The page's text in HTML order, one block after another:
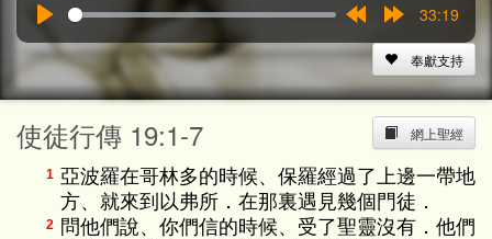
15s
15s
33:19
奉獻支持
網上聖經
使徒行傳 19:1-7
1 亞波羅在哥林多的時候、保羅經過了上邊一帶地
方、就來到以弗所．在那裏遇見幾個門徒．
2 問他們說、你們信的時候、受了聖靈沒有．他們